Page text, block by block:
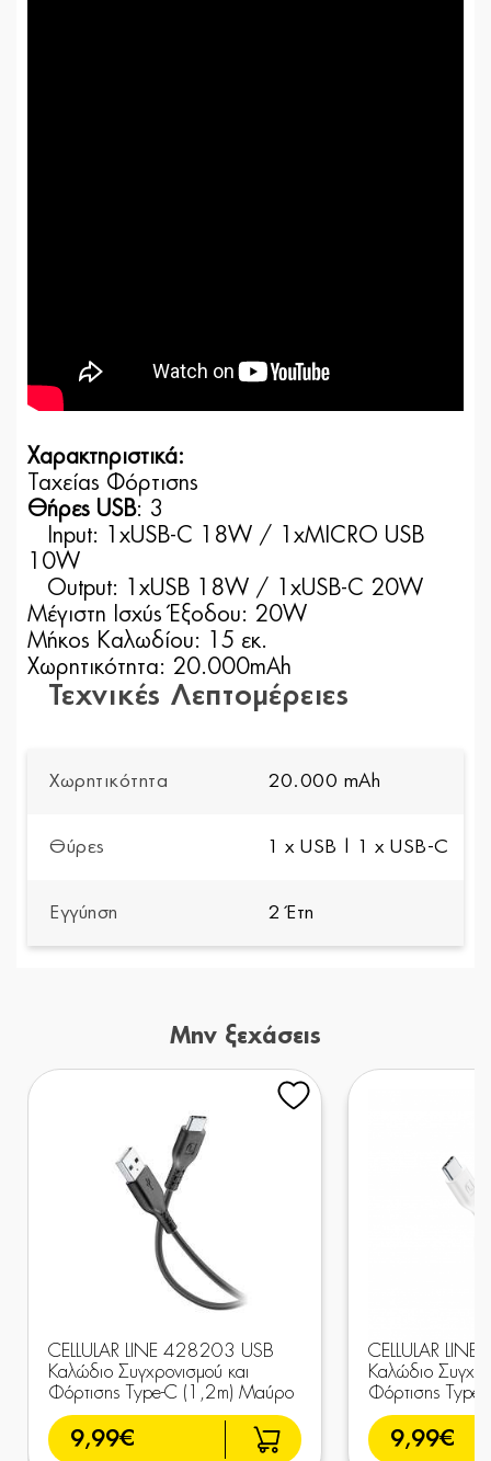
Χαρακτηριστικά:
Ταχείας Φόρτισης
Θήρες USB: 3
Input: 1xUSB-C 18W / 1xMICRO USB
10W
Output: 1xUSB 18W / 1xUSB-C 20W
Μέγιστη Ισχύς Έξοδου: 20W
Μήκος Καλωδίου: 15 εκ.
Χωρητικότητα: 20.000mAh
Τεχνικές Λεπτομέρειες
Χωρητικότητα 20.000 mAh
Θύρες 1 x USB | 1 x USB-C
Εγγύηση 2 Έτη
Μην ξεχάσεις
CELLULAR LINE 428203 USB
Καλώδιο Συγχρονισμού και
Φόρτισης Type-C (1,2m) Μαύρο
9,99€
CELLULAR
Καλώδιο
Φόρτισης
9,99€